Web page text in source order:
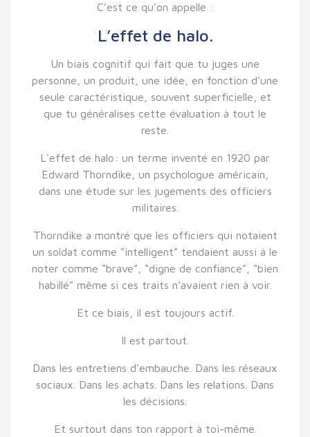
C’est ce qu’on appelle :
L’effet de halo.
Un biais cognitif qui fait que tu juges une
personne, un produit, une idée, en fonction d’une
seule caractéristique, souvent superficielle, et
que tu généralises cette évaluation à tout le
reste.
L'effet de halo: un terme inventé en 1920 par
Edward Thorndike, un psychologue américain,
dans une étude sur les jugements des officiers
militaires.
Thorndike a montré que les officiers qui notaient
un soldat comme “intelligent” tendaient aussi à le
noter comme “brave”, “digne de confiance”, “bien
habillé” même si ces traits n’avaient rien à voir.
Et ce biais, il est toujours actif.
Il est partout.
Dans les entretiens d’embauche. Dans les réseaux
sociaux. Dans les achats. Dans les relations. Dans
les décisions.
Et surtout dans ton rapport à toi-même.